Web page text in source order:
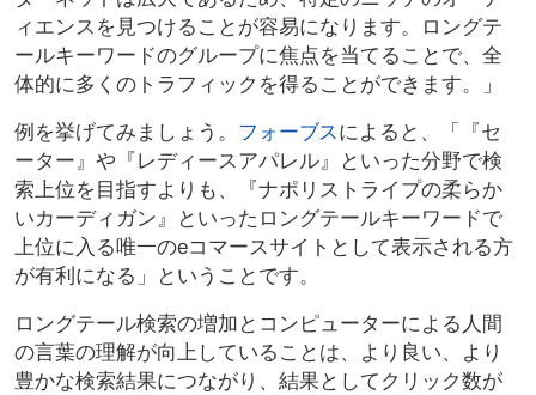
ィエンスを見つけることが容易になります。ロングテ
ールキーワードのグループに焦点を当てることで、全
体的に多くのトラフィックを得ることができます。」
例を挙げてみましょう。 フォーブスによると、「『セ
ーター』や『レディースアパレル』といった分野で検
索上位を目指すよりも、『ナポリストライプの柔らか
いカーディガン』といったロングテールキーワードで
上位に入る唯一のeコマースサイトとして表示される方
が有利になる」ということです。
ロングテール検索の増加とコンピューターによる人間
の言葉の理解が向上していることは、より良い、より
豊かな検索結果につながり、結果としてクリック数が